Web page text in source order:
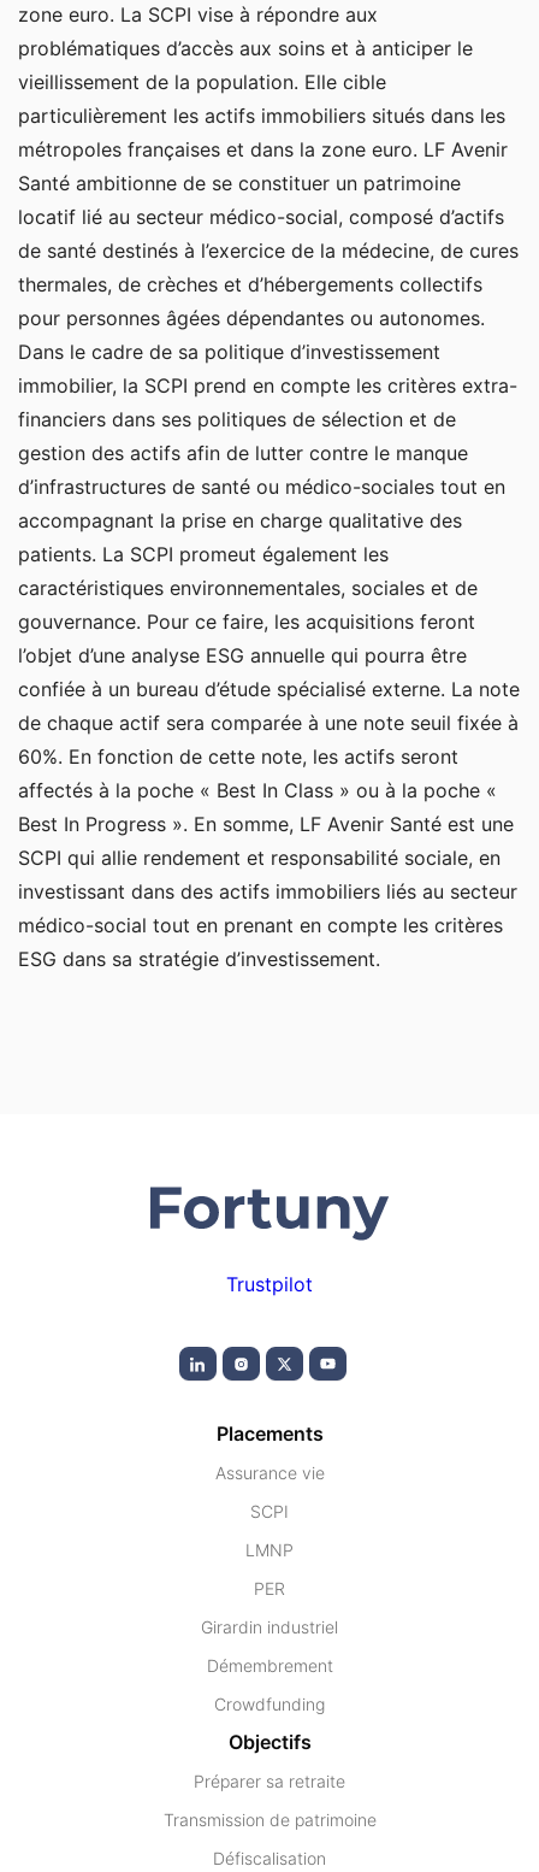
zone euro. La SCPI vise à répondre aux
problématiques d’accès aux soins et à anticiper le
vieillissement de la population. Elle cible
particulièrement les actifs immobiliers situés dans les
métropoles françaises et dans la zone euro. LF Avenir
Santé ambitionne de se constituer un patrimoine
locatif lié au secteur médico-social, composé d’actifs
de santé destinés à l’exercice de la médecine, de cures
thermales, de crèches et d’hébergements collectifs
pour personnes âgées dépendantes ou autonomes.
Dans le cadre de sa politique d’investissement
immobilier, la SCPI prend en compte les critères extra-
financiers dans ses politiques de sélection et de
gestion des actifs afin de lutter contre le manque
d’infrastructures de santé ou médico-sociales tout en
accompagnant la prise en charge qualitative des
patients. La SCPI promeut également les
caractéristiques environnementales, sociales et de
gouvernance. Pour ce faire, les acquisitions feront
l’objet d’une analyse ESG annuelle qui pourra être
confiée à un bureau d’étude spécialisé externe. La note
de chaque actif sera comparée à une note seuil fixée à
60%. En fonction de cette note, les actifs seront
affectés à la poche « Best In Class » ou à la poche «
Best In Progress ». En somme, LF Avenir Santé est une
SCPI qui allie rendement et responsabilité sociale, en
investissant dans des actifs immobiliers liés au secteur
médico-social tout en prenant en compte les critères
ESG dans sa stratégie d’investissement.
Trustpilot
Placements
Assurance vie
SCPI
LMNP
PER
Girardin industriel
Démembrement
Crowdfunding
Objectifs
Préparer sa retraite
Transmission de patrimoine
Défiscalisation